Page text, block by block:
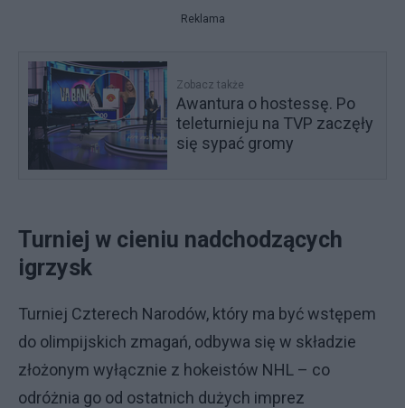
Reklama
Zobacz także
Awantura o hostessę. Po
teleturnieju na TVP zaczęły
się sypać gromy
Turniej w cieniu nadchodzących
igrzysk
Turniej Czterech Narodów, który ma być wstępem
do olimpijskich zmagań, odbywa się w składzie
złożonym wyłącznie z hokeistów NHL – co
odróżnia go od ostatnich dużych imprez